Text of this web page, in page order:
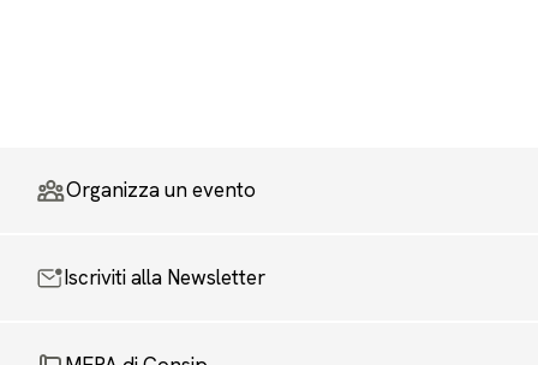
Organizza un evento
Iscriviti alla Newsletter